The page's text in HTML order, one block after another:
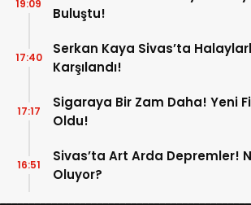
Buluştu!
19:09
Serkan Kaya Sivas’ta
Karşılandı!
17:40
Sigaraya Bir Zam Daha! Yeni
Oldu!
17:17
Sivas’ta Art Arda Depremler!
Oluyor?
16:51